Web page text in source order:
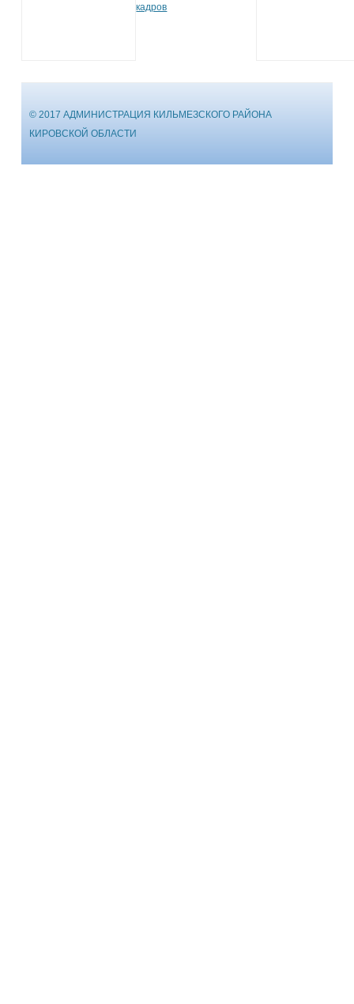
кадров
© 2017 АДМИНИСТРАЦИЯ КИЛЬМЕЗСКОГО РАЙОНА
КИРОВСКОЙ ОБЛАСТИ